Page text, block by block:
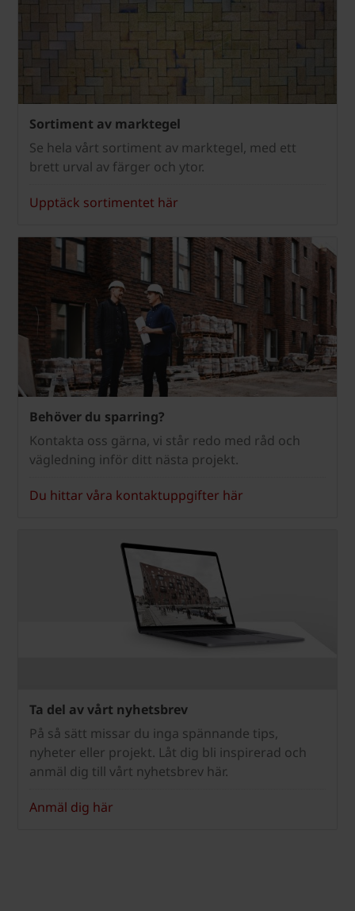
Sortiment av marktegel
Se hela vårt sortiment av marktegel, med ett
brett urval av färger och ytor.
Upptäck sortimentet här
Behöver du sparring?
Kontakta oss gärna, vi står redo med råd och
vägledning inför ditt nästa projekt.
Du hittar våra kontaktuppgifter här
Ta del av vårt nyhetsbrev
På så sätt missar du inga spännande tips,
nyheter eller projekt. Låt dig bli inspirerad och
anmäl dig till vårt nyhetsbrev här.
Anmäl dig här